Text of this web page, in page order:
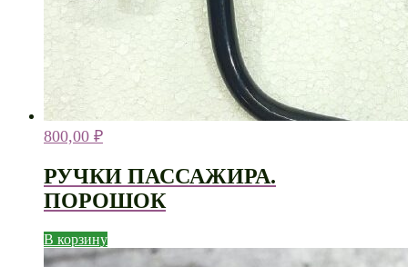
800,00 ₽
РУЧКИ ПАССАЖИРА.
ПОРОШОК
В корзину